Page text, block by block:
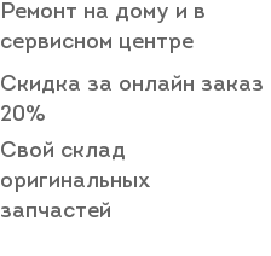
Ремонт на дому и в
сервисном центре
Скидка за онлайн заказ
20%
Свой склад
оригинальных
запчастей